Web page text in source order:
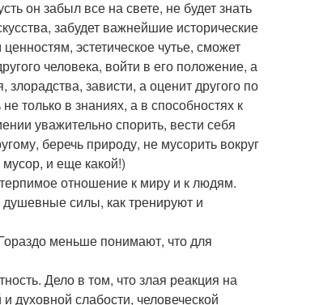
он забыл все на свете, не будет знать
забудет важнейшие исторические
эстетическое чутье, сможет
человека, войти в его положение, а
зависти, а оценит другого по
только в знаниях, а в способностях к
уважительно спорить, вести себя
беречь природу, не мусорить вокруг
и еще какой!)
отношение к миру и к людям.
душевные силы, как тренируют и
меньше понимают, что для
Дело в том, что злая реакция на
духовной слабости, человеческой